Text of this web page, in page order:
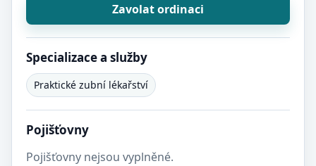
Zavolat ordinaci
Specializace a služby
Praktické zubní lékařství
Pojišťovny
Pojišťovny nejsou vyplněné.